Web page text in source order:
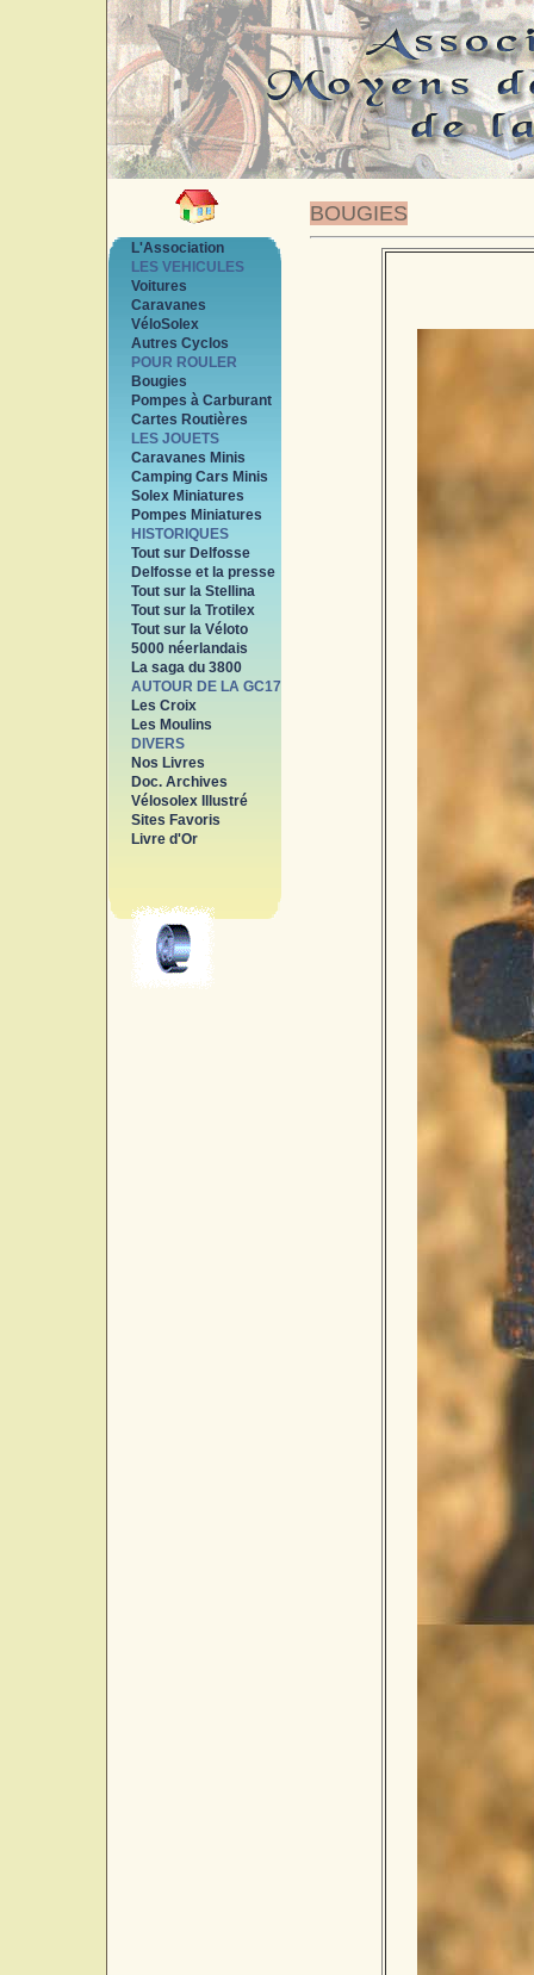
BOUGIES
L'Association
LES VEHICULES
Voitures
Caravanes
VéloSolex
Autres Cyclos
POUR ROULER
Bougies
Pompes à Carburant
Cartes Routières
LES JOUETS
Caravanes Minis
Camping Cars Minis
Solex Miniatures
Pompes Miniatures
HISTORIQUES
Tout sur Delfosse
Delfosse et la presse
Tout sur la Stellina
Tout sur la Trotilex
Tout sur la Véloto
5000 néerlandais
La saga du 3800
AUTOUR DE LA GC17
Les Croix
Les Moulins
DIVERS
Nos Livres
Doc. Archives
Vélosolex Illustré
Sites Favoris
Livre d'Or